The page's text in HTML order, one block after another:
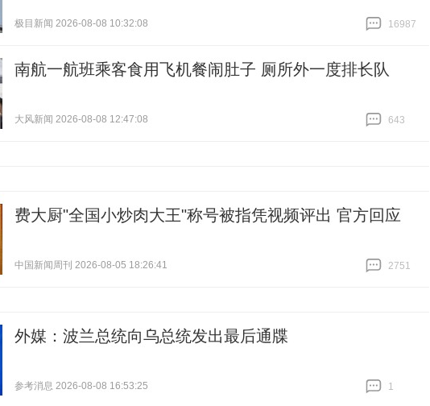
极目新闻 2026-08-08 10:32:08
16987
南航一航班乘客食用飞机餐闹肚子 厕所外一度排长队
大风新闻 2026-08-08 12:47:08
643
费大厨"全国小炒肉大王"称号被指凭视频评出 官方回应
中国新闻周刊 2026-08-05 18:26:41
2751
外媒：波兰总统向乌总统发出最后通牒
参考消息 2026-08-08 16:53:25
1